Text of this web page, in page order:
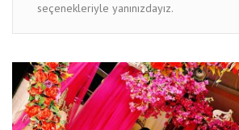
seçenekleriyle yanınızdayız.